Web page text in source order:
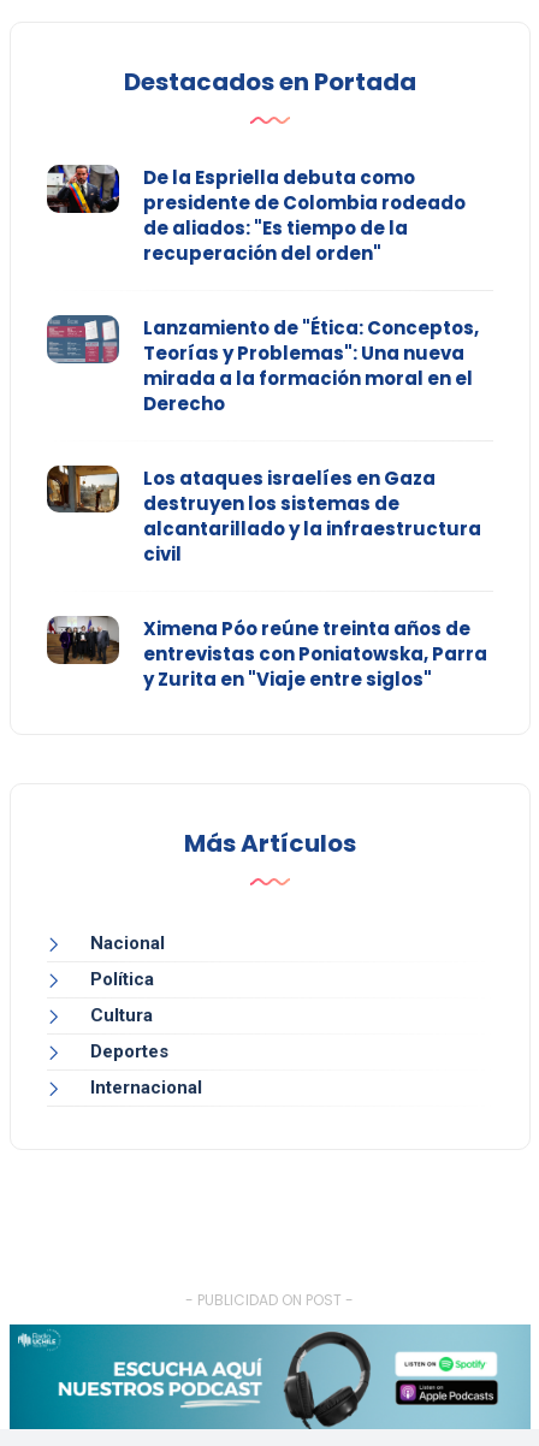
Destacados en Portada
De la Espriella debuta como
presidente de Colombia rodeado
de aliados: "Es tiempo de la
recuperación del orden"
Lanzamiento de "Ética: Conceptos,
Teorías y Problemas": Una nueva
mirada a la formación moral en el
Derecho
Los ataques israelíes en Gaza
destruyen los sistemas de
alcantarillado y la infraestructura
civil
Ximena Póo reúne treinta años de
entrevistas con Poniatowska, Parra
y Zurita en "Viaje entre siglos"
Más Artículos
Nacional
Política
Cultura
Deportes
Internacional
- PUBLICIDAD ON POST -